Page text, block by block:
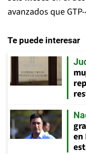
avanzados que
Te puede interesar
en